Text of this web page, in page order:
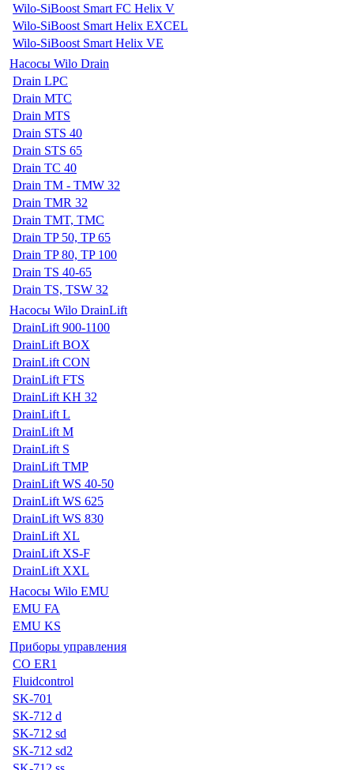
Wilo-SiBoost Smart FC Helix V
Wilo-SiBoost Smart Helix EXCEL
Wilo-SiBoost Smart Helix VE
Насосы Wilo Drain
Drain LPC
Drain MTC
Drain MTS
Drain STS 40
Drain STS 65
Drain TC 40
Drain TM - TMW 32
Drain TMR 32
Drain TMT, TMC
Drain TP 50, TP 65
Drain TP 80, TP 100
Drain TS 40-65
Drain TS, TSW 32
Насосы Wilo DrainLift
DrainLift 900-1100
DrainLift BOX
DrainLift CON
DrainLift FTS
DrainLift KH 32
DrainLift L
DrainLift M
DrainLift S
DrainLift TMP
DrainLift WS 40-50
DrainLift WS 625
DrainLift WS 830
DrainLift XL
DrainLift XS-F
DrainLift XXL
Насосы Wilo EMU
EMU FA
EMU KS
Приборы управления
CO ER1
Fluidcontrol
SK-701
SK-712 d
SK-712 sd
SK-712 sd2